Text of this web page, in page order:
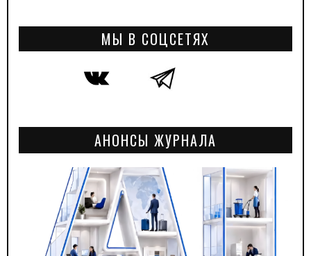
МЫ В СОЦСЕТЯХ
АНОНСЫ ЖУРНАЛА